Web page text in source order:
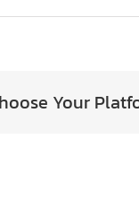
Your